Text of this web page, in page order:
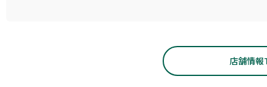
店舗情報